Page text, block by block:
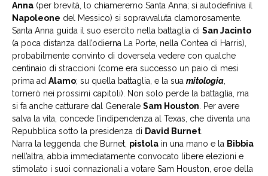
Anna (per brevità, lo chiameremo Santa Anna; si autodefiniva il
Napoleone del Messico) si sopravvaluta clamorosamente.
Santa Anna guida il suo esercito nella battaglia di San Jacinto
(a poca distanza dall’odierna La Porte, nella Contea di Harris),
probabilmente convinto di doversela vedere con qualche
centinaio di straccioni (come era successo un paio di mesi
prima ad Alamo; su quella battaglia, e la sua mitologia,
tornerò nei prossimi capitoli). Non solo perde la battaglia, ma
si fa anche catturare dal Generale Sam Houston. Per avere
salva la vita, concede l’indipendenza al Texas, che diventa una
Repubblica sotto la presidenza di David Burnet.
Narra la leggenda che Burnet, pistola in una mano e la Bibbia
nell’altra, abbia immediatamente convocato libere elezioni e
stimolato i suoi connazionali a votare Sam Houston, eroe della